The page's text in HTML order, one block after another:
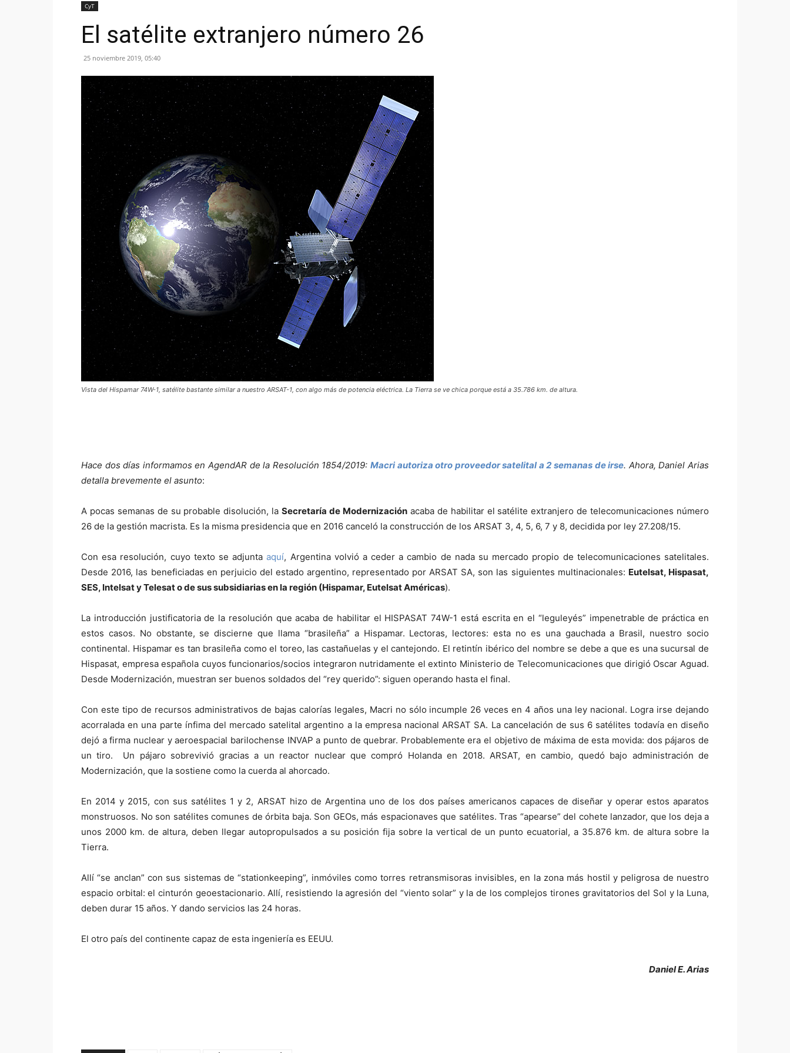
CyT
El satélite extranjero número 26
25 noviembre 2019, 05:40
Vista del Hispamar 74W-1, satélite bastante similar a nuestro ARSAT-1, con algo más de potencia eléctrica. La Tierra se ve chica porque está a 35.786 km. de altura.
Hace dos días informamos en AgendAR de la Resolución 1854/2019: Macri autoriza otro proveedor satelital a 2 semanas de irse. Ahora, Daniel Arias
detalla brevemente el asunto:
A pocas semanas de su probable disolución, laSecretaría de Modernizaciónacaba de habilitar el satélite extranjero de telecomunicaciones número
26 de la gestión macrista. Es la misma presidencia que en 2016 canceló la construcción de los ARSAT 3, 4, 5, 6, 7 y 8, decidida por ley 27.208/15.
Con esa resolución, cuyo texto se adjuntaaquí, Argentina volvió a ceder a cambio de nada su mercado propio de telecomunicaciones satelitales.
Desde 2016, las beneficiadas en perjuicio del estado argentino, representado por ARSAT SA, son las siguientes multinacionales: Eutelsat, Hispasat,
SES, Intelsat y Telesat o de sus subsidiarias en la región (Hispamar, Eutelsat Américas).
La introducción justificatoria de la resolución que acaba de habilitar el HISPASAT 74W-1 está escrita en el “leguleyés” impenetrable de práctica en
estos casos. No obstante, se discierne que llama “brasileña” a Hispamar. Lectoras, lectores: esta no es una gauchada a Brasil, nuestro socio
continental. Hispamar es tan brasileña como el toreo, las castañuelas y el cantejondo. El retintín ibérico del nombre se debe a que es una sucursal de
Hispasat, empresa española cuyos funcionarios/socios integraron nutridamente el extinto Ministerio de Telecomunicaciones que dirigió Oscar Aguad.
Desde Modernización, muestran ser buenos soldados del “rey querido”: siguen operando hasta el final.
Con este tipo de recursos administrativos de bajas calorías legales, Macri no sólo incumple 26 veces en 4 años una ley nacional. Logra irse dejando
acorralada en una parte ínfima del mercado satelital argentino a la empresa nacional ARSAT SA. La cancelación de sus 6 satélites todavía en diseño
dejó a firma nuclear y aeroespacial barilochense INVAP a punto de quebrar. Probablemente era el objetivo de máxima de esta movida: dos pájaros de
un tiro. Un pájaro sobrevivió gracias a un reactor nuclear que compró Holanda en 2018. ARSAT, en cambio, quedó bajo administración de
Modernización, que la sostiene como la cuerda al ahorcado.
En 2014 y 2015, con sus satélites 1 y 2, ARSAT hizo de Argentina uno de los dos países americanos capaces de diseñar y operar estos aparatos
monstruosos. No son satélites comunes de órbita baja. Son GEOs, más espacionaves que satélites. Tras “apearse” del cohete lanzador, que los deja a
unos 2000 km. de altura, deben llegar autopropulsados a su posición fija sobre la vertical de un punto ecuatorial, a 35.876 km. de altura sobre la
Tierra.
Allí “se anclan” con sus sistemas de “stationkeeping”, inmóviles como torres retransmisoras invisibles, en la zona más hostil y peligrosa de nuestro
espacio orbital: el cinturón geoestacionario. Allí, resistiendo la agresión del “viento solar” y la de los complejos tirones gravitatorios del Sol y la Luna,
deben durar 15 años. Y dando servicios las 24 horas.
El otro país del continente capaz de esta ingeniería es EEUU.
Daniel E. Arias